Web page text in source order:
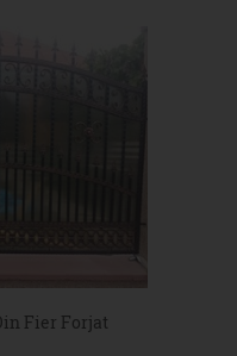
Fier Forjat